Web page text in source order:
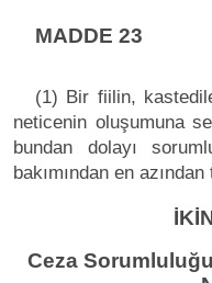
MADDE 23
(1) Bir fiilin,
neticenin oluşumuna
bundan dolayı
bakımından en
Ceza